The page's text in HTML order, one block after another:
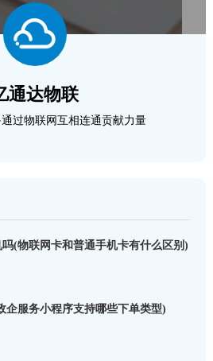
通达物联
过物联网互相连通贡献力量
(物联网卡和普通手机卡有什么区别)
企服务小程序支持哪些下单类型)